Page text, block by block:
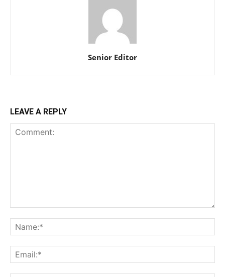
Senior Editor
LEAVE A REPLY